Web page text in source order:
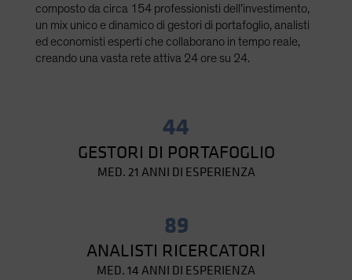
composto da circa 154 professionisti dell’investimento,
un mix unico e dinamico di gestori di portafoglio, analisti
ed economisti esperti che collaborano in tempo reale,
creando una vasta rete attiva 24 ore su 24.
44
GESTORI DI PORTAFOGLIO
MED. 21 ANNI DI ESPERIENZA
89
ANALISTI RICERCATORI
MED. 14 ANNI DI ESPERIENZA